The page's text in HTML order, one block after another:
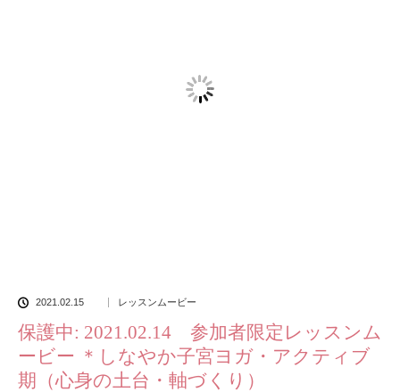
2021.02.15 レッスンムービー
保護中: 2021.02.14 参加者限定レッスンム
ービー ＊しなやか子宮ヨガ・アクティブ
期（心身の土台・軸づくり）